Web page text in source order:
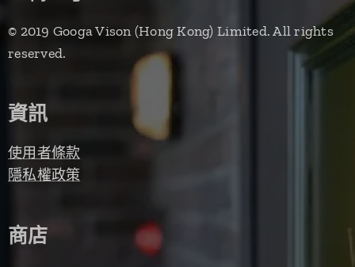
© 2019 Googa Vison (Hong Kong) Limited. All rights
reserved.
資訊
使用者條款
隱私權政策
商店